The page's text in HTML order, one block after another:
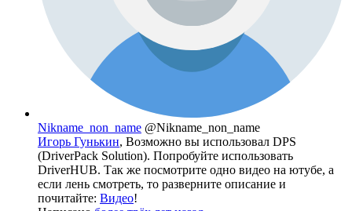
Nikname_non_name @Nikname_non_name
Игорь Гунькин, Возможно вы использовал DPS
(DriverPack Solution). Попробуйте использовать
DriverHUB. Так же посмотрите одно видео на ютубе, а
если лень смотреть, то разверните описание и
почитайте: Видео!